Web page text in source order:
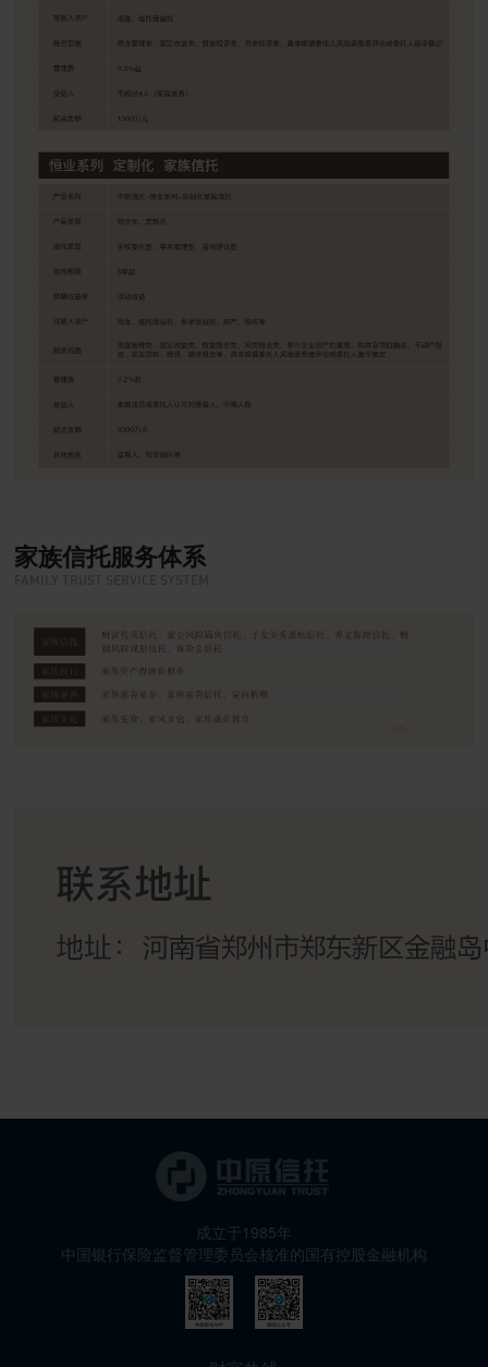
家族信托服务体系
成立于1985年
中国银行保险监督管理委员会核准的国有控股金融机构